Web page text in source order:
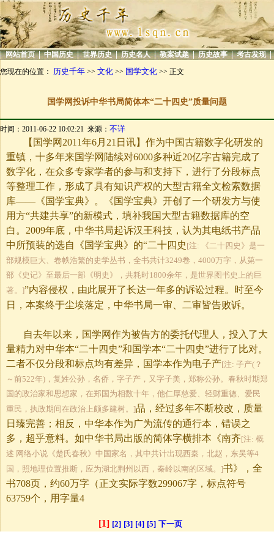
| 网站首页 | 中国历史 | 世界历史 | 历史名人 | 教案试题 | 历史故事 | 考古发现 |
您现在的位置： 历史千年 >> 文化 >> 国学文化 >> 正文
国学网投诉中华书局简体本“二十四史”质量问题
时间：2011-06-22 10:02:21 来源： 不详
【国学网 2011年6月 21 日讯】作为中国古籍数字化研发的
重镇，十多年来国学网陆续对6000多种近20亿字古籍完成了
数字化，在众多专家学者的参与和支持下，进行了分段标点
等整理工作，形成了具有知识产权的大型古籍全文检索数据
库——《国学宝典》。《国学宝典》开创了一个研发方与使
用方“共建共享”的新模式，填补我国大型古籍数据库的空
白。 2009年底，中华书局起诉汉王科技，认为其电纸书产品
中所预装的选自《国学宝典》的“二十四史 [注: 《二十四史》是一
部规模巨大、卷帙浩繁的史学丛书，全书共计3249卷，4000万字，从第一
部《史记》至最后一部《明史》，共耗时1800余年，是世界图书史上的巨
著。]”内容侵权，由此展开了长达一年多的诉讼过程。时至今
日，本案终于尘埃落定，中华书局一审、二审皆告败诉。
自去年以来，国学网作为被告方的委托代理人，投入了大
量精力对中华本“二十四史”和国学本“二十四史”进行了比对。
二者不仅分段和标点均有差异，国学本作为电子产[注: 子产(？
～前522年)，复姓公孙，名侨，字子产，又字子美，郑称公孙。春秋时期郑
国的政治家和思想家，在郑国为相数十年，他仁厚慈爱、轻财重德、爱民
重民，执政期间在政治上颇多建树。]品，经过多年不断校改，质量
日臻完善；相反，中华本作为广为流传的通行本，错误之
多，超乎意料。如中华书局出版的简体字横排本《南齐[注: 概
述 网络小说《楚氏春秋》中国家名，其中共计出现西秦，北赵，东吴等4
国，照地理位置推断，应为湖北荆州以西，秦岭以南的区域。]书》，全
书708页，约60万字（正文实际字数299067字，标点符号
63759个，用字量4
[1] [2] [3] [4] [5] 下一页